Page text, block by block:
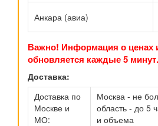
Анкара (авиа)
Важно! Информация о ценах
обновляется каждые 5 минут.
Доставка:
Доставка по
Москве и
МО:
Москва - не
область - до 5
и объема